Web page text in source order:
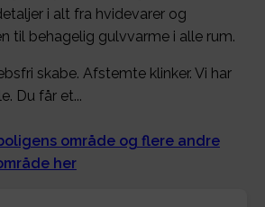
i alt fra hvidevarer og
til behagelig gulvvarme i alle rum.
skabe. Afstemte klinker. Vi har
Du får et...
område og flere andre
her